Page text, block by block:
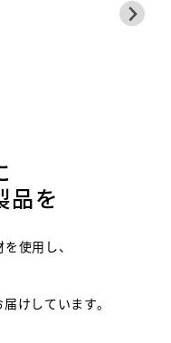
品を
使用し、
けしています。